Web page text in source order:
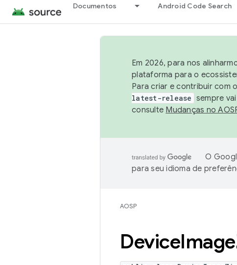
Documentos Android Code Search
Em 2026, para nos
plataforma para o
Para criar e contribuir com
latest-release sempre
consulte Mudanças no
O
para seu idioma de
AOSP
DeviceImage